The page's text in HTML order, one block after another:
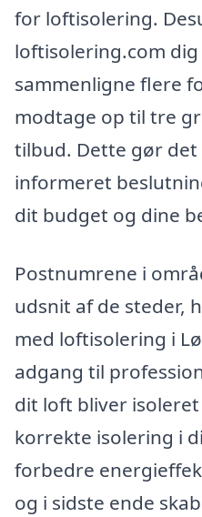
for loftisolering.
loftisolering.com
sammenligne flere
modtage op til tre
tilbud. Dette gør
informeret
dit budget og dine
Postnumrene i
udsnit af de steder,
med loftisolering i
adgang til
dit loft bliver
korrekte isolering i
forbedre
og i sidste ende